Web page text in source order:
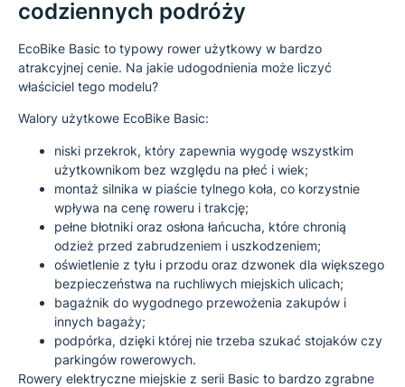
codziennych podróży
EcoBike Basic to typowy rower użytkowy w bardzo
atrakcyjnej cenie. Na jakie udogodnienia może liczyć
właściciel tego modelu?
Walory użytkowe EcoBike Basic:
niski przekrok, który zapewnia wygodę wszystkim
użytkownikom bez względu na płeć i wiek;
montaż silnika w piaście tylnego koła, co korzystnie
wpływa na cenę roweru i trakcję;
pełne błotniki oraz osłona łańcucha, które chronią
odzież przed zabrudzeniem i uszkodzeniem;
oświetlenie z tyłu i przodu oraz dzwonek dla większego
bezpieczeństwa na ruchliwych miejskich ulicach;
bagażnik do wygodnego przewożenia zakupów i
innych bagaży;
podpórka, dzięki której nie trzeba szukać stojaków czy
parkingów rowerowych.
Rowery elektryczne miejskie z serii Basic to bardzo zgrabne